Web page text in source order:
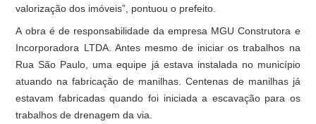
valorização dos imóveis”, pontuou o prefeito.
A obra é de responsabilidade da empresa MGU Construtora e
Incorporadora LTDA. Antes mesmo de iniciar os trabalhos na
Rua São Paulo, uma equipe já estava instalada no município
atuando na fabricação de manilhas. Centenas de manilhas já
estavam fabricadas quando foi iniciada a escavação para os
trabalhos de drenagem da via.